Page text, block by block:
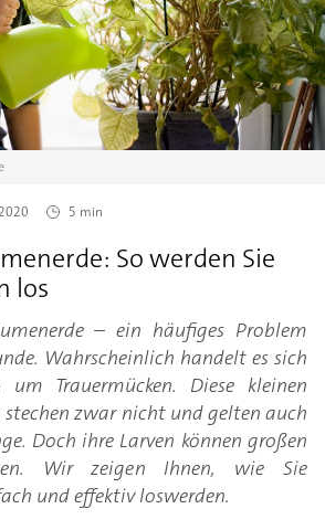
5 min
So werden Sie
los
– ein häufiges Problem
Wahrscheinlich handelt es sich
Trauermücken. Diese kleinen
stechen zwar nicht und gelten auch
Doch ihre Larven können großen
Wir zeigen Ihnen, wie Sie
und effektiv loswerden.